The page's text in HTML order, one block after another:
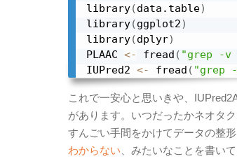
library(data.table)
library(ggplot2)
library(dplyr)
PLAAC <- fread ( "grep -
IUPred2 <- fread ( "grep
これで一安心と思いきや、
があります。いつだったかネオタ
すんごい手間をかけてデータの整形
わからない 、みたいなことを書い